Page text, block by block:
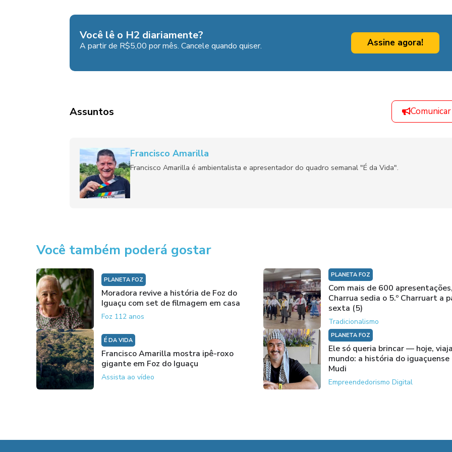
Você lê o H2 diariamente?
A partir de R$5,00 por mês. Cancele quando quiser. Assine agora!
Assuntos
Francisco Amarilla
Francisco Amarilla é ambientalista e apresentador do quadro semanal "É da Vida".
Você também poderá gostar
PLANETA FOZ
Moradora revive a história de Foz do
Iguaçu com set de filmagem em casa
Foz 112 anos
PLANETA FOZ
Com mais de 600
Charrua sedia o 5.º Charruart a
sexta (5)
Tradicionalismo
É DA VIDA
Francisco Amarilla mostra ipê-roxo
gigante em Foz do Iguaçu
Assista ao vídeo
PLANETA FOZ
Ele só queria brincar — hoje,
mundo: a história do iguaçuense
Mudi
Empreendedorismo Digital